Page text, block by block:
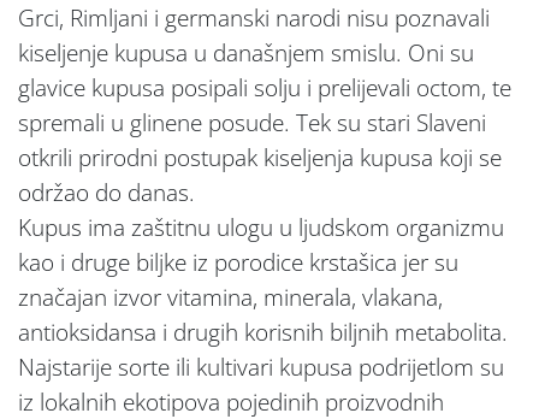
Grci, Rimljani i germanski narodi nisu poznavali
kiseljenje kupusa u današnjem smislu. Oni su
glavice kupusa posipali solju i prelijevali octom, te
spremali u glinene posude. Tek su stari Slaveni
otkrili prirodni postupak kiseljenja kupusa koji se
održao do danas.
Kupus ima zaštitnu ulogu u ljudskom organizmu
kao i druge biljke iz porodice krstašica jer su
značajan izvor vitamina, minerala, vlakana,
antioksidansa i drugih korisnih biljnih metabolita.
Najstarije sorte ili kultivari kupusa podrijetlom su
iz lokalnih ekotipova pojedinih proizvodnih